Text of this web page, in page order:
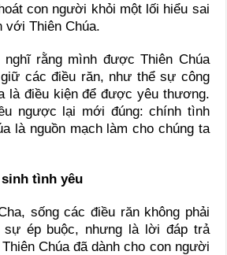
con người khỏi một lối hiểu sai
với Thiên Chúa.
nghĩ rằng mình được Thiên Chúa
các điều răn, như thể sự công
là điều kiện để được yêu thương.
ngược lại mới đúng: chính tình
là nguồn mạch làm cho chúng ta
tình yêu
sống các điều răn không phải
sự ép buộc, nhưng là lời đáp trả
Chúa đã dành cho con người